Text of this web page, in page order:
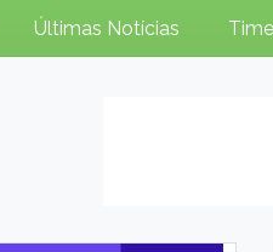
Últimas Notícias